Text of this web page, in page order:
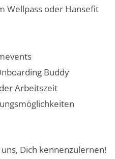
Wellpass oder Hansefit
Buddy
Arbeitszeit
Dich kennenzulernen!